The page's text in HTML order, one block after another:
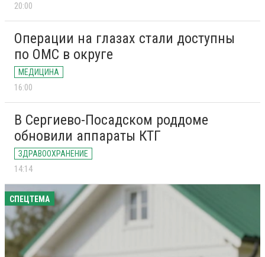
20:00
Операции на глазах стали доступны
по ОМС в округе
МЕДИЦИНА
16:00
В Сергиево-Посадском роддоме
обновили аппараты КТГ
ЗДРАВООХРАНЕНИЕ
14:14
СПЕЦТЕМА